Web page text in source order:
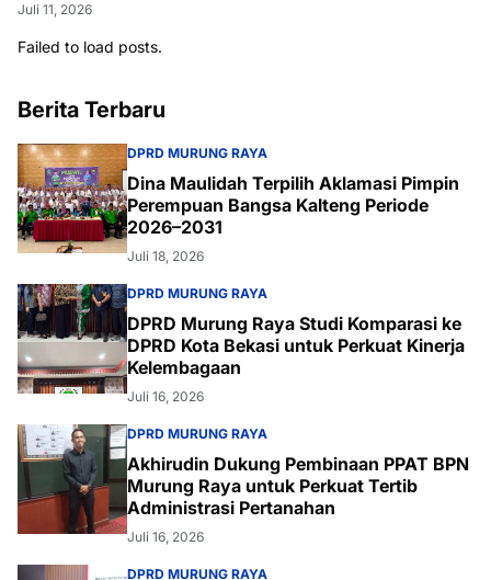
Juli 11, 2026
Failed to load posts.
Berita Terbaru
DPRD MURUNG RAYA
Dina Maulidah Terpilih Aklamasi Pimpin
Perempuan Bangsa Kalteng Periode
2026–2031
Juli 18, 2026
DPRD MURUNG RAYA
DPRD Murung Raya Studi Komparasi ke
DPRD Kota Bekasi untuk Perkuat Kinerja
Kelembagaan
Juli 16, 2026
DPRD MURUNG RAYA
Akhirudin Dukung Pembinaan PPAT BPN
Murung Raya untuk Perkuat Tertib
Administrasi Pertanahan
Juli 16, 2026
DPRD MURUNG RAYA